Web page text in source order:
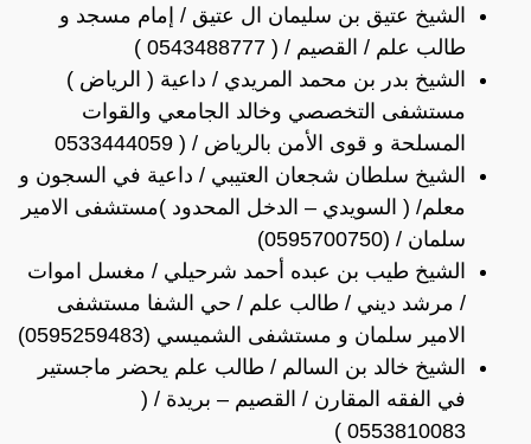
الشيخ عتيق بن سليمان ال عتيق / إمام مسجد و
طالب علم / القصيم / ( 0543488777 )
الشيخ بدر بن محمد المريدي / داعية ( الرياض )
مستشفى التخصصي وخالد الجامعي والقوات
المسلحة و قوى الأمن بالرياض / ( 0533444059
الشيخ سلطان شجعان العتيبي / داعية في السجون و
معلم/ ( السويدي – الدخل المحدود )مستشفى الامير
سلمان / (0595700750)
الشيخ طيب بن عبده أحمد شرحيلي / مغسل اموات
/ مرشد ديني / طالب علم / حي الشفا مستشفى
الامير سلمان و مستشفى الشميسي (0595259483)
الشيخ خالد بن السالم / طالب علم يحضر ماجستير
في الفقه المقارن / القصيم – بريدة / (
0553810083 )